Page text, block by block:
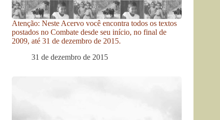
Atenção: Neste Acervo você encontra todos os textos
postados no Combate desde seu início, no final de
2009, até 31 de dezembro de 2015.
31 de dezembro de 2015